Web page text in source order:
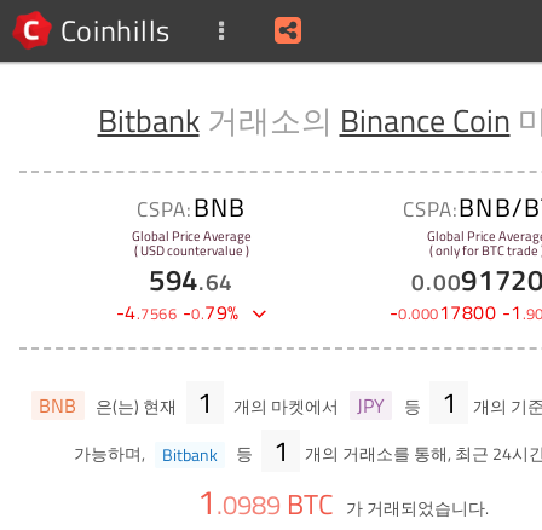
Coinhills
Bitbank거래소의 Binance Coin
CSPA:BNB
Global Price Average
( USD countervalue )
594.64
-4.7566 -0.79%
CSPA:BNB/
Global Price
( only for BTC trade
0.00
-0.00017800 -1.
BNB 은(는) 현재 1 개의 마켓에서 JPY 등 1
개의 기
가능하며,
Bitbank 등 1 개의 거래소를 통해, 최근 24시
1.0989 BTC 가 거래되었습니다.